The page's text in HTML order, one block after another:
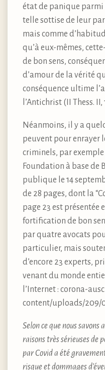
état de panique parmi
telle sottise de leur
mais comme
qu’à eux-mêmes,
de bon sens,
d’amour de la vérité
conséquence ultime
l’Antichrist (II Thess. II,
Néanmoins, il y a
peuvent pour enrayer
criminels, par
Foundation à base de
publique le 14
de 28 pages, dont la
page 23 est présentée
fortification de bon
par quatre avocats
particulier, mais
d’encore 23 experts,
venant du monde
l’Internet : corona-
content/uploads/209/
Selon ce que nous savons
raisons très sérieuses de
par Covid a été
risque et dommages